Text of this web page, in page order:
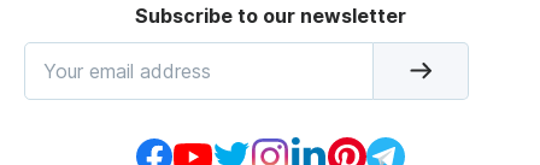
Subscribe to our newsletter